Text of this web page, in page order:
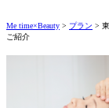
Me time×Beauty > プラン >
ご紹介